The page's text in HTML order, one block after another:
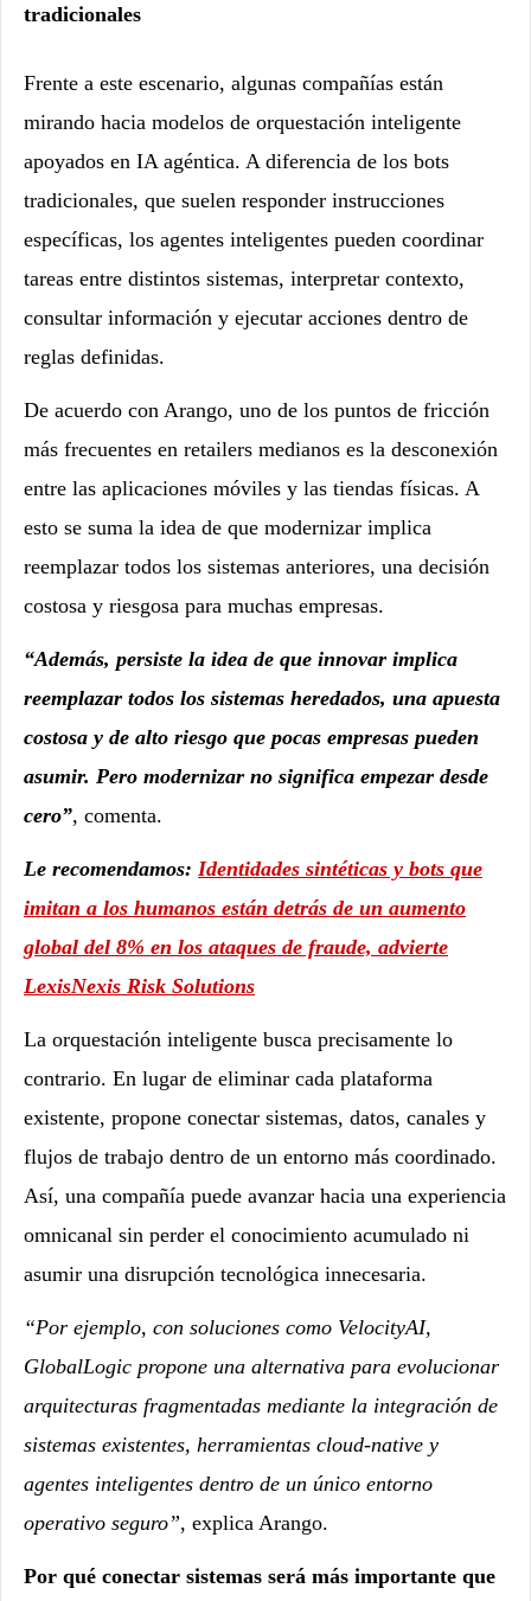
tradicionales
Frente a este escenario, algunas compañías están
mirando hacia modelos de orquestación inteligente
apoyados en IA agéntica. A diferencia de los bots
tradicionales, que suelen responder instrucciones
específicas, los agentes inteligentes pueden coordinar
tareas entre distintos sistemas, interpretar contexto,
consultar información y ejecutar acciones dentro de
reglas definidas.
De acuerdo con Arango, uno de los puntos de fricción
más frecuentes en retailers medianos es la desconexión
entre las aplicaciones móviles y las tiendas físicas. A
esto se suma la idea de que modernizar implica
reemplazar todos los sistemas anteriores, una decisión
costosa y riesgosa para muchas empresas.
“Además, persiste la idea de que innovar implica
reemplazar todos los sistemas heredados, una apuesta
costosa y de alto riesgo que pocas empresas pueden
asumir. Pero modernizar no significa empezar desde
cero”, comenta.
Le recomendamos: Identidades sintéticas y bots que
imitan a los humanos están detrás de un aumento
global del 8% en los ataques de fraude, advierte
LexisNexis Risk Solutions
La orquestación inteligente busca precisamente lo
contrario. En lugar de eliminar cada plataforma
existente, propone conectar sistemas, datos, canales y
flujos de trabajo dentro de un entorno más coordinado.
Así, una compañía puede avanzar hacia una experiencia
omnicanal sin perder el conocimiento acumulado ni
asumir una disrupción tecnológica innecesaria.
“Por ejemplo, con soluciones como VelocityAI,
GlobalLogic propone una alternativa para evolucionar
arquitecturas fragmentadas mediante la integración de
sistemas existentes, herramientas cloud-native y
agentes inteligentes dentro de un único entorno
operativo seguro”, explica Arango.
Por qué conectar sistemas será más importante que